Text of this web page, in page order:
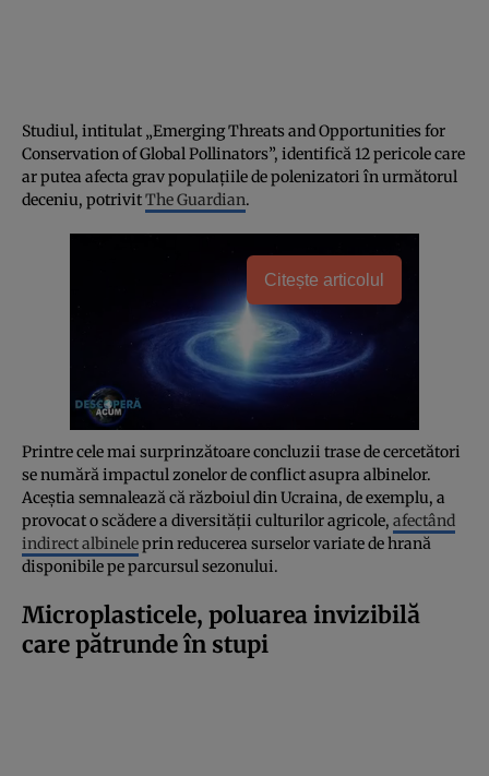
Studiul, intitulat „Emerging Threats and Opportunities for
Conservation of Global Pollinators”, identifică 12 pericole care
ar putea afecta grav populațiile de polenizatori în următorul
deceniu, potrivitThe Guardian.
Citește articolul
Printre cele mai surprinzătoare concluzii trase de cercetători
se numără impactul zonelor de conflict asupra albinelor.
Aceștia semnalează că războiul din Ucraina, de exemplu, a
provocat o scădere a diversității culturilor agricole, afectând
indirect albineleprin reducerea surselor variate de hrană
disponibile pe parcursul sezonului.
Microplasticele, poluarea invizibilă
care pătrunde în stupi